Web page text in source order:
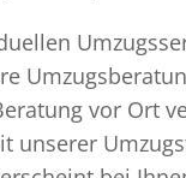
vor Ort
unserer